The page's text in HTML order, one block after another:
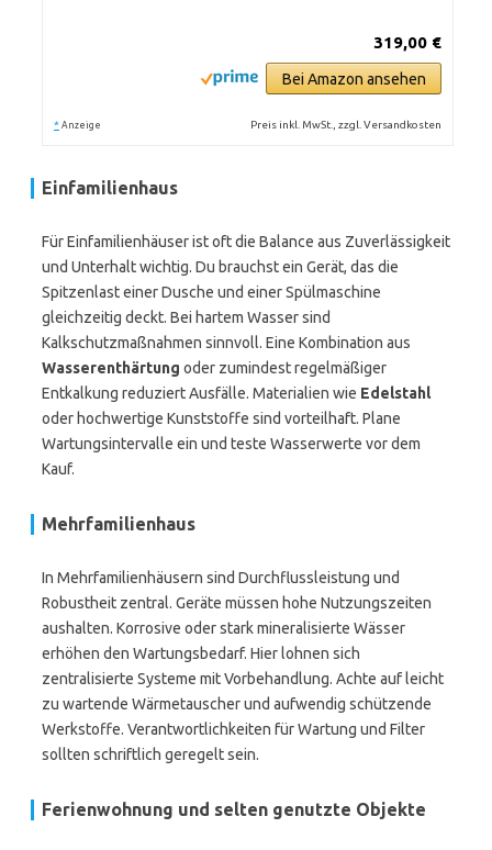
319,00 €
Bei Amazon ansehen
* Anzeige Preis inkl. MwSt., zzgl. Versandkosten
Einfamilienhaus
Für Einfamilienhäuser ist oft die Balance aus Zuverlässigkeit
und Unterhalt wichtig. Du brauchst ein Gerät, das die
Spitzenlast einer Dusche und einer Spülmaschine
gleichzeitig deckt. Bei hartem Wasser sind
Kalkschutzmaßnahmen sinnvoll. Eine Kombination aus
Wasserenthärtung oder zumindest regelmäßiger
Entkalkung reduziert Ausfälle. Materialien wie Edelstahl
oder hochwertige Kunststoffe sind vorteilhaft. Plane
Wartungsintervalle ein und teste Wasserwerte vor dem
Kauf.
Mehrfamilienhaus
In Mehrfamilienhäusern sind Durchflussleistung und
Robustheit zentral. Geräte müssen hohe Nutzungszeiten
aushalten. Korrosive oder stark mineralisierte Wässer
erhöhen den Wartungsbedarf. Hier lohnen sich
zentralisierte Systeme mit Vorbehandlung. Achte auf leicht
zu wartende Wärmetauscher und aufwendig schützende
Werkstoffe. Verantwortlichkeiten für Wartung und Filter
sollten schriftlich geregelt sein.
Ferienwohnung und selten genutzte Objekte